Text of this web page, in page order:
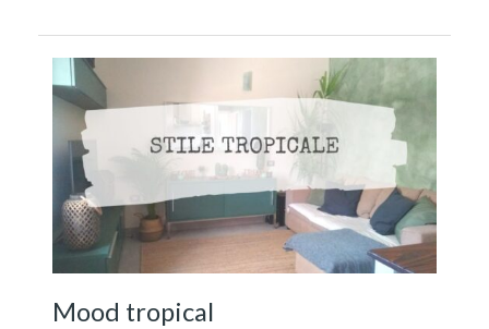
Mood tropical
Mood
tropical